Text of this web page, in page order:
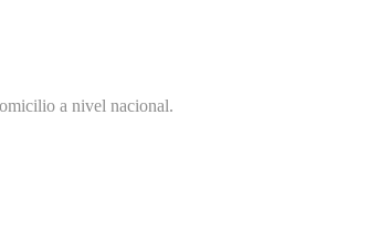
a nivel nacional.